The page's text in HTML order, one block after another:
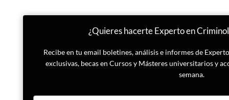
¿Quieres hacerte Experto en
Recibe en tu email boletines, análisis e informes de
exclusivas, becas en Cursos y Másteres universitarios y
semana.